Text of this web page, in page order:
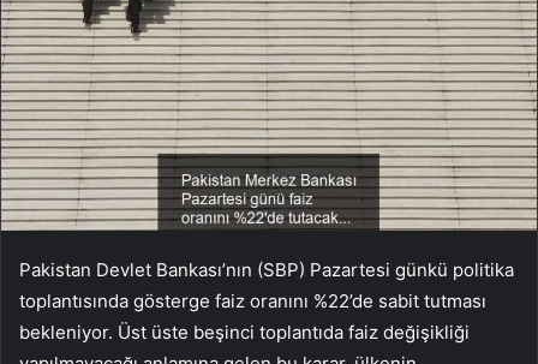
Pakistan Devlet Bankası’nın (SBP) Pazartesi günkü politika
toplantısında gösterge faiz oranını %22’de sabit tutması
bekleniyor. Üst üste beşinci toplantıda faiz değişikliği